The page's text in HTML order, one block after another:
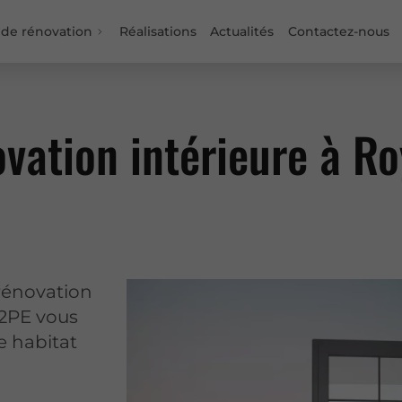
rénovation Réalisations Actualités Contactez-nous
intérieure à
vous
habitat